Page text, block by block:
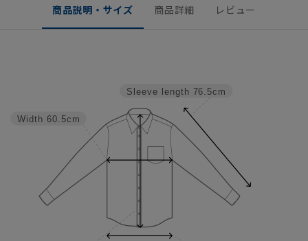
商品説明・サイズ 商品詳細 レビュー
Sleeve length 76.5cm
Width 60.5cm